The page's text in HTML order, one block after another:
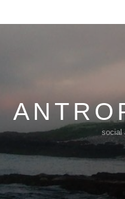
social